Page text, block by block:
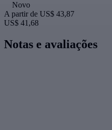
Novo
A partir de US$ 43,87
US$ 41,68
Notas e avaliações